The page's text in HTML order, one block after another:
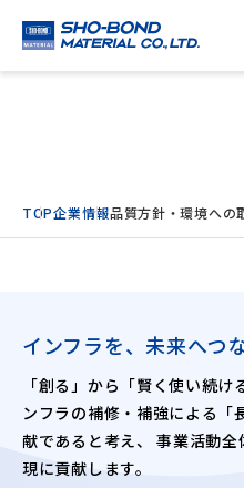
TOP企業情報品質方針・環境への
インフラを、未来へつな
「創る」から「賢く使い続
ンフラの補修・補強による「
献であると考え、
事業活動全
現に貢献します。